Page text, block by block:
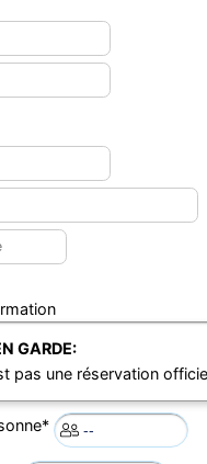
GARDE:
pas une réservation